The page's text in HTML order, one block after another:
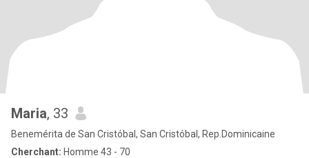
Maria, 33
Benemérita de San Cristóbal, San Cristóbal, Rep.Dominicaine
Cherchant: Homme 43 - 70